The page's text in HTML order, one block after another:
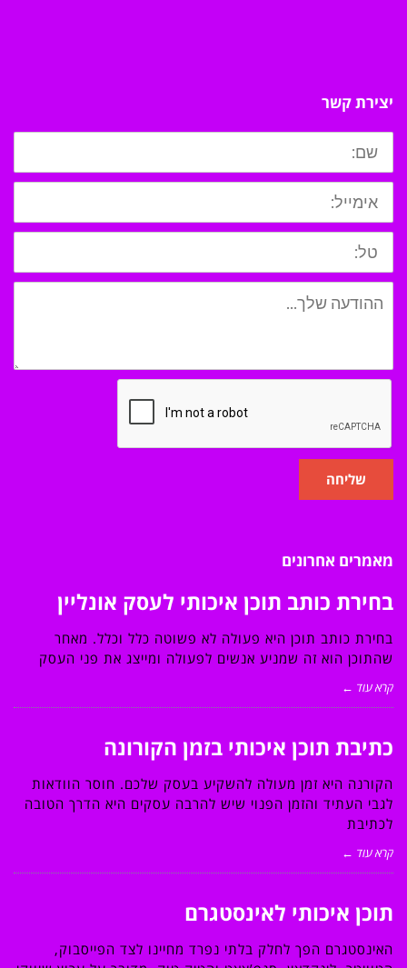
יצירת קשר
שליחה
מאמרים אחרונים
בחירת כותב תוכן איכותי לעסק אונליין
בחירת כותב תוכן היא פעולה לא פשוטה כלל וכלל. מאחר
שהתוכן הוא זה שמניע אנשים לפעולה ומייצג את פני העסק
קרא עוד ←
כתיבת תוכן איכותי בזמן הקורונה
הקורנה היא זמן מעולה להשקיע בעסק שלכם. חוסר הוודאות
לגבי העתיד והזמן הפנוי שיש להרבה עסקים היא הדרך הטובה
לכתיבת
קרא עוד ←
תוכן איכותי לאינסטגרם
האינסטגרם הפך לחלק בלתי נפרד מחיינו לצד הפייסבוק,